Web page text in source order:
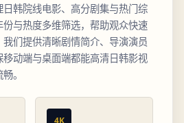
韩院线电影、高分剧集与热门综
与热度多维筛选，帮助观众快速
们提供清晰剧情简介、导演演员
动端与桌面端都能高清日韩影视
。